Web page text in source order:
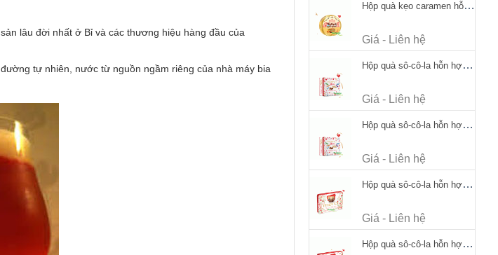
Hộp quà kẹo caramen hỗn hợp Werther's Original Caramel Candy 170g
Giá - Liên hệ
Hộp quà sô-cô-la hỗn hợp Merci Petits Chocolate Collection 125g thiếc
Giá - Liên hệ
Hộp quà sô-cô-la hỗn hợp Merci Petits Chocolate Collection 125g thiếc
Giá - Liên hệ
Hộp quà sô-cô-la hỗn hợp Merci Finest Selection 250g thiếc
Giá - Liên hệ
Hộp quà sô-cô-la hỗn hợp Merci Finest Selection 250g thiếc
lâu đời nhất ở Bỉ và các thương hiệu hàng đầu của
tự nhiên, nước từ nguồn ngầm riêng của nhà máy bia